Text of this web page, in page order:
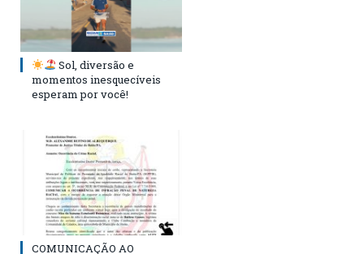
Sol, diversão e
momentos inesquecíveis
esperam por você!
COMUNICAÇÃO AO